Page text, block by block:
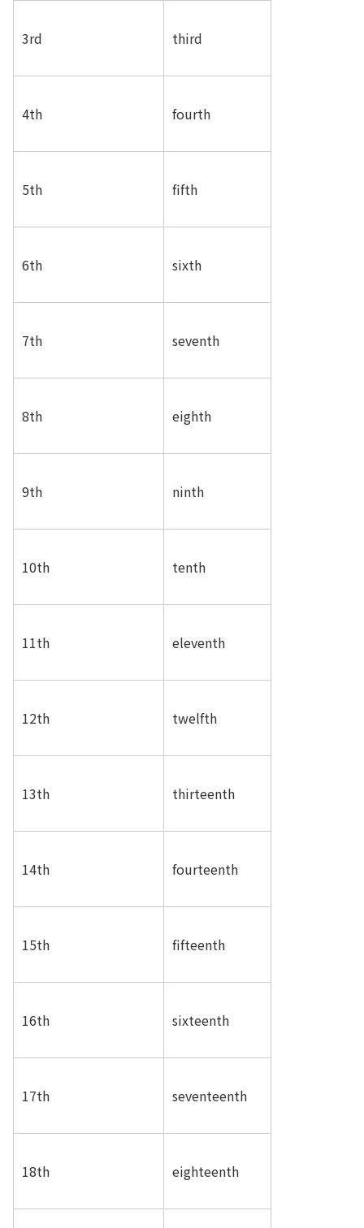
3rd third
4th fourth
5th fifth
6th sixth
7th seventh
8th eighth
9th ninth
10th tenth
11th eleventh
12th twelfth
13th thirteenth
14th fourteenth
15th fifteenth
16th sixteenth
17th seventeenth
18th eighteenth